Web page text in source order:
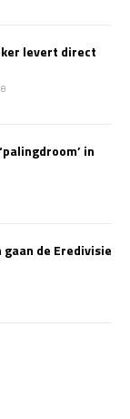
levert direct
in
de Eredivisie